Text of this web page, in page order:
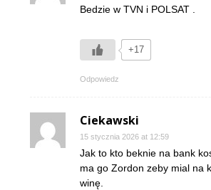
Bedzie w TVN i POLSAT .
+17
Odpowiedz
Ciekawski
15 stycznia 2026 at 12:59
Jak to kto beknie na bank
ma go Zordon zeby mial na
winę.